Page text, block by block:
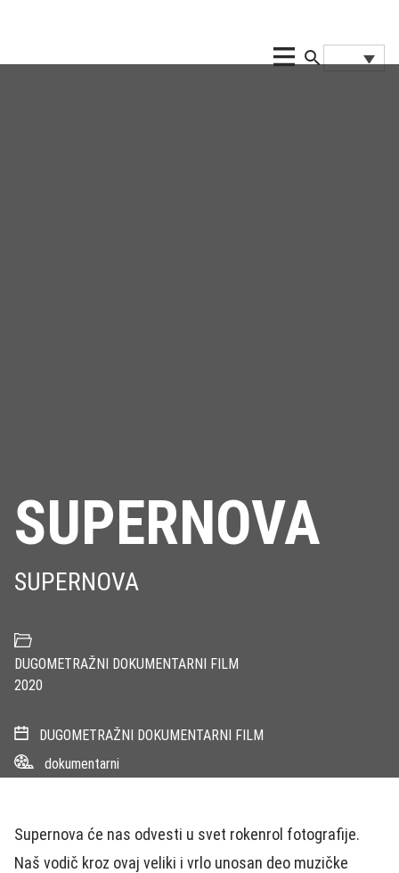
SUPERNOVA
SUPERNOVA
DUGOMETRAŽNI DOKUMENTARNI FILM
2020
DUGOMETRAŽNI DOKUMENTARNI FILM
dokumentarni
Supernova će nas odvesti u svet rokenrol fotografije.
Naš vodič kroz ovaj veliki i vrlo unosan deo muzičke